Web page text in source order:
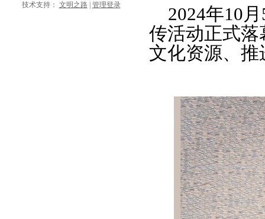
2024年10
传活动正式落
文化资源、
技术支持： 文明之路| 管理登录